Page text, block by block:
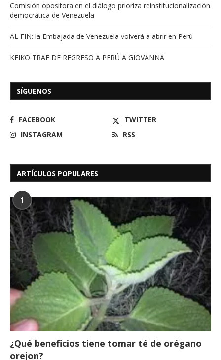
Comisión opositora en el diálogo prioriza reinstitucionalización
democrática de Venezuela
AL FIN: la Embajada de Venezuela volverá a abrir en Perú
KEIKO TRAE DE REGRESO A PERÚ A GIOVANNA
SÍGUENOS
FACEBOOK
TWITTER
INSTAGRAM
RSS
ARTÍCULOS POPULARES
1
¿Qué beneficios tiene tomar té de orégano
orejon?